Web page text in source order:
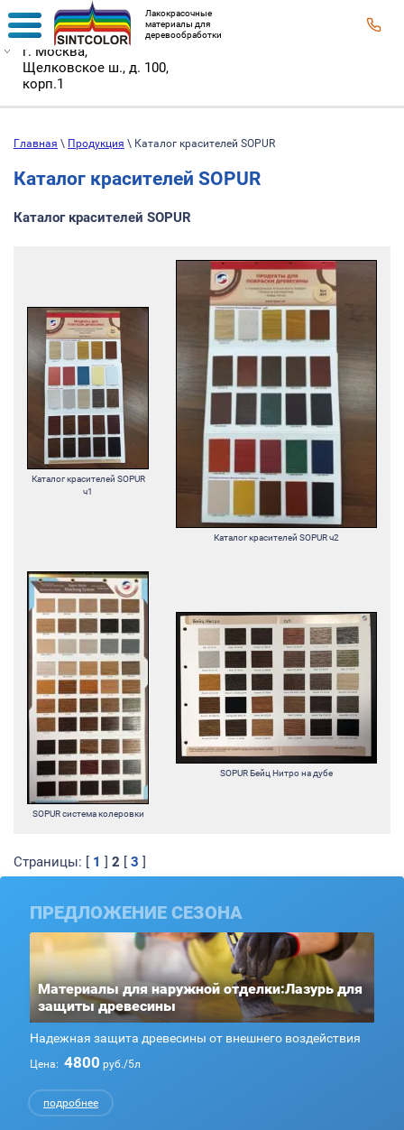
Лакокрасочные
материалы для
деревообработки
г. Москва,
Щелковское ш., д. 100,
корп.1
ПРЕДЛОЖЕНИЕ СЕЗОНА
Материалы для наружной отделки:Лазурь для
защиты древесины
Надежная защита древесины от внешнего воздействия
Цена: 4800 руб./5л
подробнее
Главная \ Продукция \ Каталог красителей SOPUR
Каталог красителей SOPUR
Каталог красителей SOPUR
Каталог красителей SOPUR
ч1
Каталог красителей SOPUR ч2
SOPUR система колеровки
SOPUR Бейц Нитро на дубе
Страницы: [ 1 2 3